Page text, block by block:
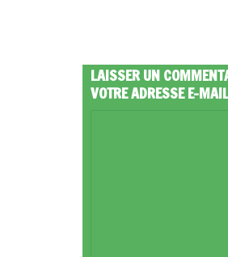
LAISSER UN
VOTRE ADRESSE E-